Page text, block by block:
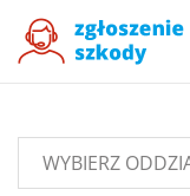
WYBIERZ